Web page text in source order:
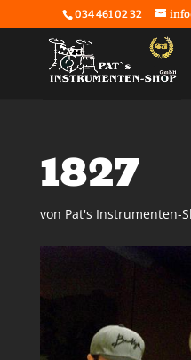
034 461 02 32
1827
von Pat's Instrumenten-